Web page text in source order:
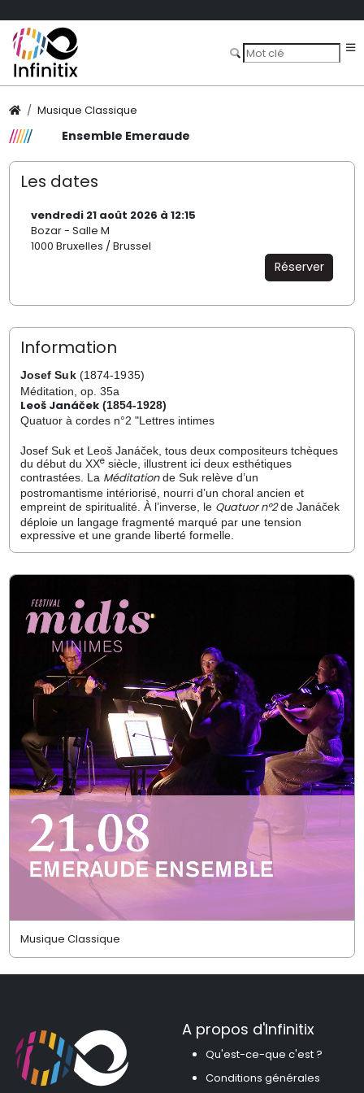
Musique Classique
Ensemble Emeraude
Les dates
vendredi 21 août 2026 à 12:15
Bozar - Salle M
1000 Bruxelles / Brussel
Réserver
Information
Josef Suk(1874-1935)
Méditation, op. 35a
Leoš Janáček(1854-1928)
Quatuor à cordes n°2 "Lettres intimes
Josef Suk et Leoš Janáček, tous deux compositeurs tchèques
du début du XXesiècle, illustrent ici deux esthétiques
contrastées. La Méditationde Suk relève d’un
postromantisme intériorisé, nourri d’un choral ancien et
empreint de spiritualité. À l’inverse, le Quatuor n°2de Janáček
déploie un langage fragmenté marqué par une tension
expressive et une grande liberté formelle.
Musique Classique
A propos d'Infinitix
Qu'est-ce-que c'est ?
Conditions générales